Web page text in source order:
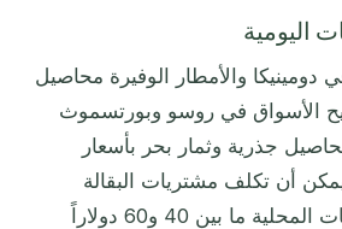
اليومية
في دومينيكا والأمطار الوفيرة محاصيل
تُتيح الأسواق في روسو وبورتسموث
جذرية وثمار بحر بأسعار
أن تكلف مشتريات البقالة
الأسبوعية من المنتجات المحلية ما بين 40 و60 دولاراً